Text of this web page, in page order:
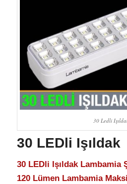
30 Ledli
30 LEDli Işıldak
30 LEDli Işıldak Lambamia
120 Lümen Lambamia